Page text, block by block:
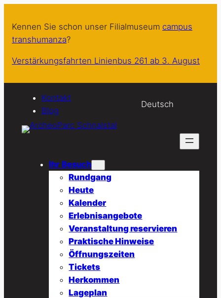
Inhalt
springen
Kennen Sie schon unser Filialmuseum campus
transhumanza?
Verstärkungsfahrten Linienbus 261 ab 3. August
Kontakt
Blog
Deutsch
Ihr Besuch
Rundgang
Heute
Kalender
Erlebnisangebote
Veranstaltung reservieren
Praktische Hinweise
Öffnungszeiten
Tickets
Herkommen
Lageplan